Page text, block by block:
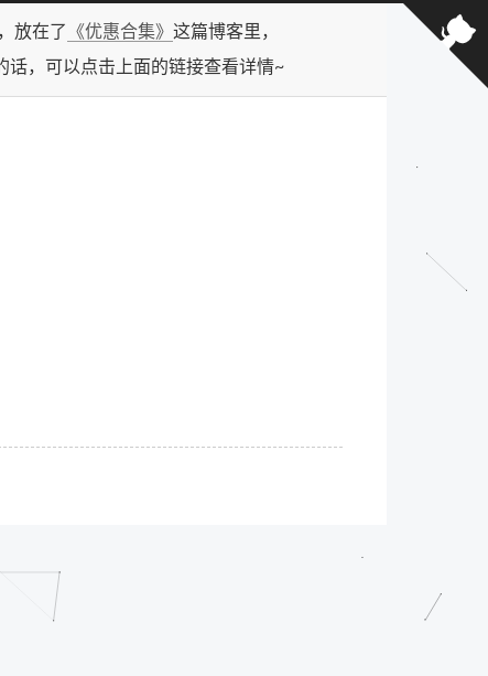
放在了 《优惠合集》 这篇博客里，
话，可以点击上面的链接查看详情~